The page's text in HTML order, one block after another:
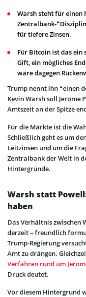
Warsh steht für einen
Zentralbank-
für tiefere Zinsen.
Für Bitcoin ist das
Gift, ein mögliches
wäre dagegen
Trump nennt ihn “einen
Kevin Warsh soll Jerome
Amtszeit an der Spitze
Für die Märkte ist die
Schließlich geht es um
Leitzinsen und um die
Zentralbank der Welt in
Hintergründe.
Warsh statt
haben
Das Verhältnis zwischen
derzeit – freundlich
Trump-Regierung
Amt zu drängen.
Verfahren rund um
Druck deutet.
Vor diesem Hintergrund